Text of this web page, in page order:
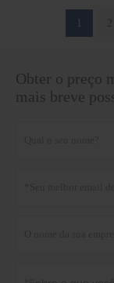
2
Obter o preço
mais breve